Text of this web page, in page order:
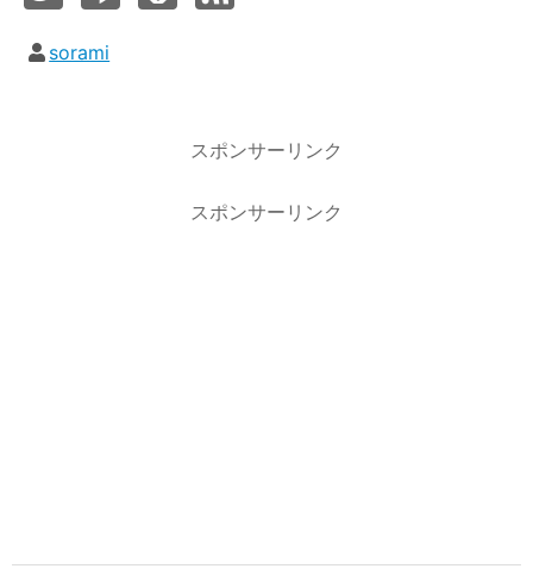
sorami
スポンサーリンク
スポンサーリンク